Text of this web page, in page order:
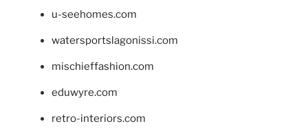
u-seehomes.com
watersportslagonissi.com
mischieffashion.com
eduwyre.com
retro-interiors.com